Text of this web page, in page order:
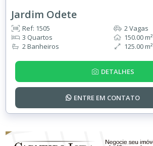
Jardim Odete
Ref: 1505
3 Quartos
2 Banheiros
2 Vagas
150.00 m²
125.00 m²
DETALHES
ENTRE EM CONTATO